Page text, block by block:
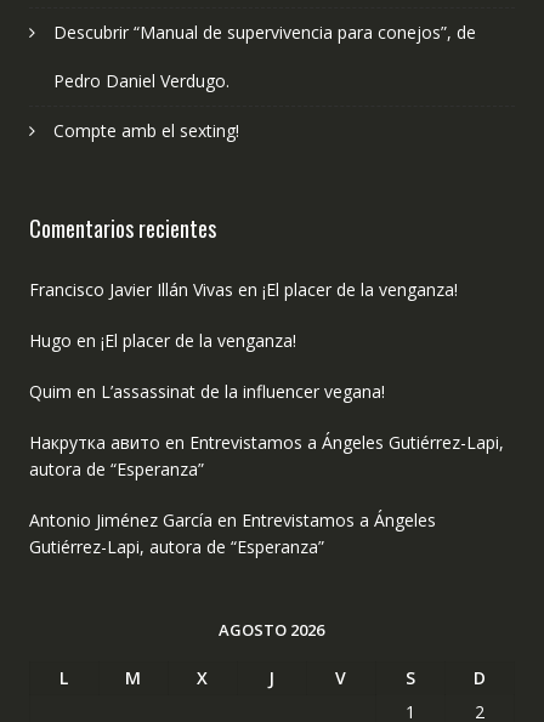
Descubrir “Manual de supervivencia para conejos”, de
Pedro Daniel Verdugo.
Compte amb el sexting!
Comentarios recientes
Francisco Javier Illán Vivas en ¡El placer de la venganza!
Hugo en ¡El placer de la venganza!
Quim en L’assassinat de la influencer vegana!
Накрутка авито en Entrevistamos a Ángeles Gutiérrez-Lapi,
autora de “Esperanza”
Antonio Jiménez García en Entrevistamos a Ángeles
Gutiérrez-Lapi, autora de “Esperanza”
AGOSTO 2026
L M X J V S
D
1
2